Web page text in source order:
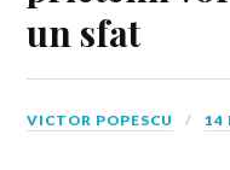
un sfat
VICTOR POPESCU 14